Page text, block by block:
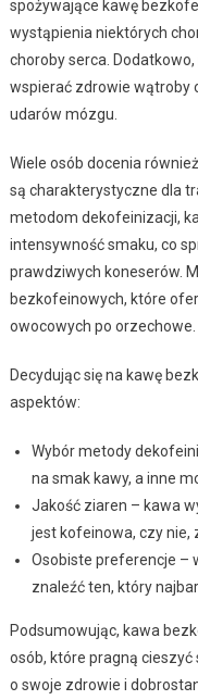
spożywające kawę
wystąpienia niektórych
choroby serca.
wspierać zdrowie wątroby
udarów mózgu.
Wiele osób docenia
są charakterystyczne dla
metodom dekofeinizacji,
intensywność smaku, co
prawdziwych koneserów.
bezkofeinowych, które
owocowych po orzechowe.
Decydując się na kawę
aspektów:
Wybór metody
na smak kawy, a inne
Jakość ziaren – kawa
jest kofeinowa, czy nie,
Osobiste preferencje –
znaleźć ten, który
Podsumowując, kawa
osób, które pragną
o swoje zdrowie i